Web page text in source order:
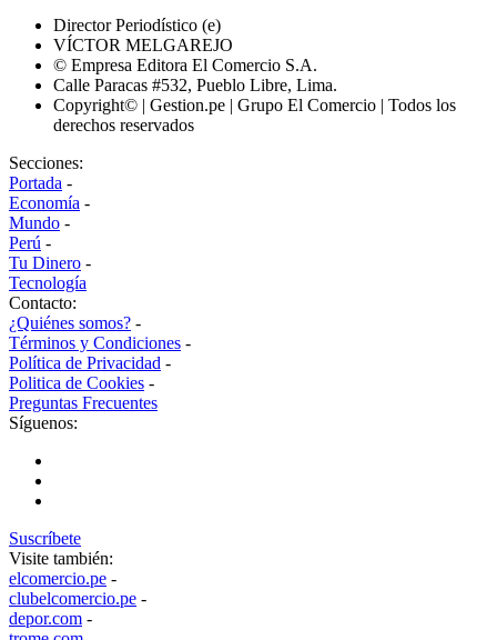
Director Periodístico (e)
VÍCTOR MELGAREJO
© Empresa Editora El Comercio S.A.
Calle Paracas #532, Pueblo Libre, Lima.
Copyright© | Gestion.pe | Grupo El Comercio | Todos los
derechos reservados
Secciones:
Portada -
Economía -
Mundo -
Perú -
Tu Dinero -
Tecnología
Contacto:
¿Quiénes somos? -
Términos y Condiciones -
Política de Privacidad -
Politica de Cookies -
Preguntas Frecuentes
Síguenos:
Suscríbete
Visite también:
elcomercio.pe -
clubelcomercio.pe -
depor.com -